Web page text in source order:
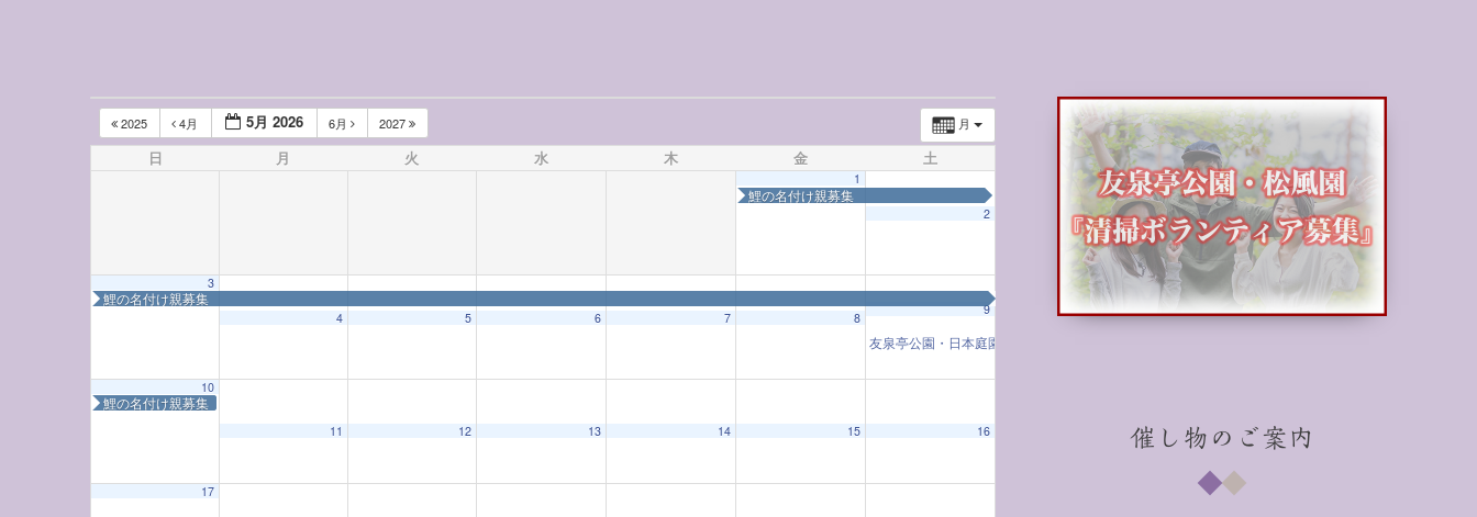
月
2025 4月 5月 2026 6月 2027
日 月 火 水 木 金 土
1
鯉の名付け親募集
2
3
鯉の名付け親募集
4 5 6 7 8
9
友泉亭公園・日本庭園の茶室で学ぶ子ども将棋教室
10
鯉の名付け親募集
11 12 13 14 15 16
17
12:00 AM
◤鯉の名付け親募集
催し物のご案内